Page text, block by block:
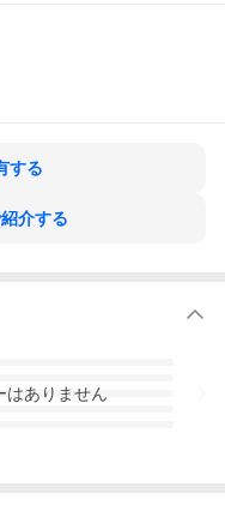
して生物の多様性を発
土産 サスティナブル
する
介する
はありません